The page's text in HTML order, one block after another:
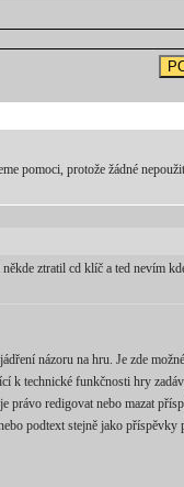
pomoci, protože žádné
ztratil cd klíč a ted nevím
názoru na hru. Je zde
k technické funkčnosti hry
právo redigovat nebo mazat
podtext stejně jako příspěvky